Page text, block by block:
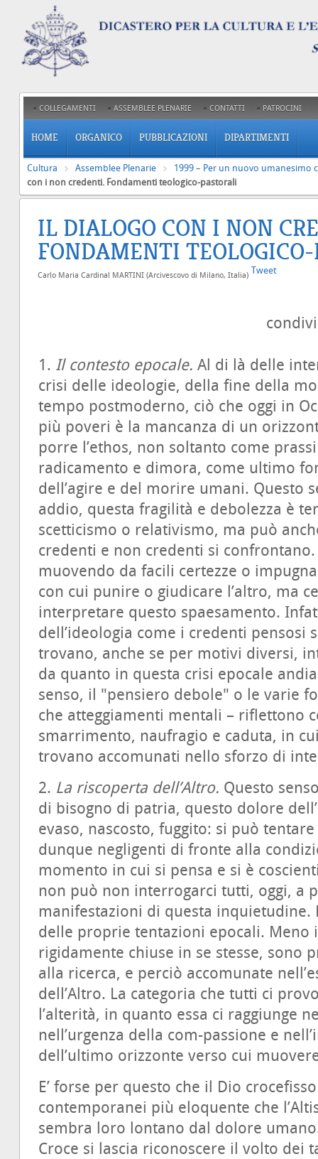
COLLEGAMENTI ASSEMBLEE PLENARIE CONTATTI PATROCINI
HOME ORGANICO PUBBLICAZIONI DIPARTIMENTI
Cultura Assemblee Plenarie
1999 – Per un nuovo umanesimo
con i non credenti. Fondamenti teologico-pastorali
IL DIALOGO CON I NON
FONDAMENTI
Carlo Maria Cardinal MARTINI (Arcivescovo di Milano, Italia) Tweet
1. Il contesto epocale. Al di là delle
crisi delle ideologie, della fine della
tempo postmoderno, ciò che oggi in
più poveri è la mancanza di un
porre l’ethos, non soltanto come
radicamento e dimora, come ultimo
dell’agire e del morire umani. Questo
addio, questa fragilità e debolezza è
scetticismo o relativismo, ma può
credenti e non credenti si
muovendo da facili certezze o
con cui punire o giudicare l’altro, ma
interpretare questo spaesamento.
dell’ideologia come i credenti pensosi
trovano, anche se per motivi diversi,
da quanto in questa crisi epocale
senso, il "pensiero debole" o le varie
che atteggiamenti mentali – riflettono
smarrimento, naufragio e caduta, in
trovano accomunati nello sforzo di
2. La riscoperta dell’Altro. Questo
di bisogno di patria, questo dolore
evaso, nascosto, fuggito: si può
dunque negligenti di fronte alla
momento in cui si pensa e si è
non può non interrogarci tutti, oggi, a
manifestazioni di questa inquietudine.
delle proprie tentazioni epocali. Meno
rigidamente chiuse in se stesse, sono
alla ricerca, e perciò accomunate
dell’Altro. La categoria che tutti ci
l’alterità, in quanto essa ci raggiunge
nell’urgenza della com-passione e
dell’ultimo orizzonte verso cui
E’ forse per questo che il Dio
contemporanei più eloquente che
sembra loro lontano dal dolore
Croce si lascia riconoscere il volto dei